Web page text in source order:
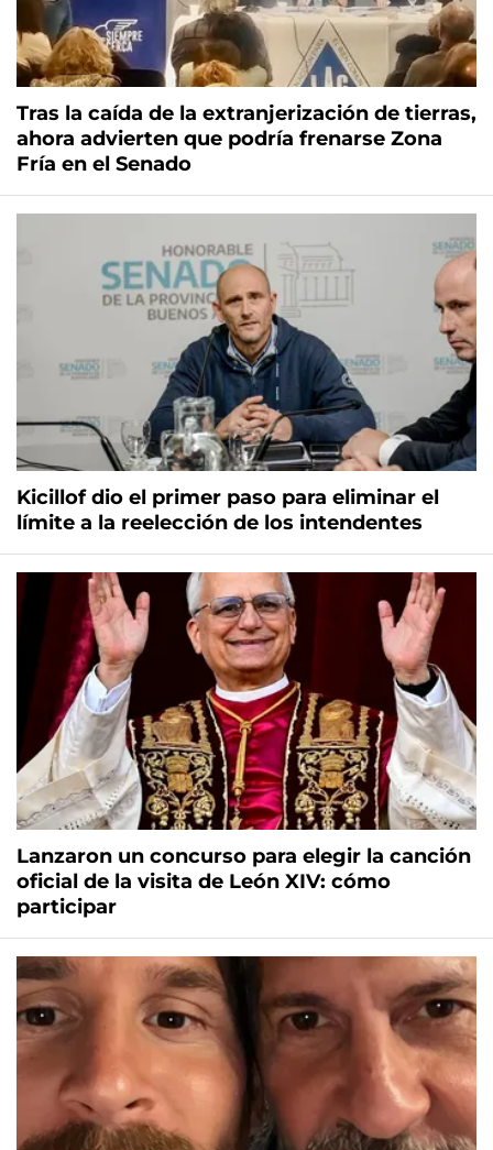
Tras la caída de la extranjerización de tierras,
ahora advierten que podría frenarse Zona
Fría en el Senado
Kicillof dio el primer paso para eliminar el
límite a la reelección de los intendentes
Lanzaron un concurso para elegir la canción
oficial de la visita de León XIV: cómo
participar